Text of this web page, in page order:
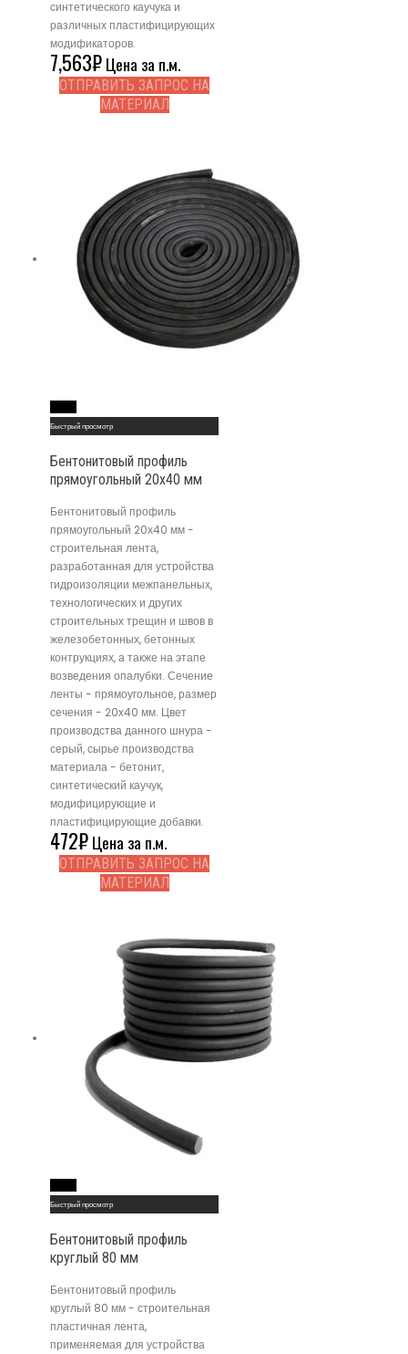
синтетического каучука и
различных пластифицирующих
модификаторов.
7,563₽Цена за п.м.
ОТПРАВИТЬ ЗАПРОС НА
МАТЕРИАЛ
Быстрый просмотр
Бентонитовый профиль
прямоугольный 20х40 мм
Бентонитовый профиль
прямоугольный 20х40 мм -
строительная лента,
разработанная для устройства
гидроизоляции межпанельных,
технологических и других
строительных трещин и швов в
железобетонных, бетонных
контрукциях, а также на этапе
возведения опалубки. Сечение
ленты - прямоугольное, размер
сечения - 20x40 мм. Цвет
производства данного шнура -
серый, сырье производства
материала - бетонит,
синтетический каучук,
модифицирующие и
пластифицирующие добавки.
472₽Цена за п.м.
ОТПРАВИТЬ ЗАПРОС НА
МАТЕРИАЛ
Быстрый просмотр
Бентонитовый профиль
круглый 80 мм
Бентонитовый профиль
круглый 80 мм - строительная
пластичная лента,
применяемая для устройства